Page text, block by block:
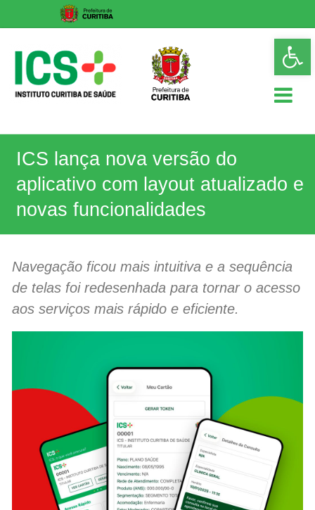
content
ICS
Instituto
de
ICS lança nova versão do
aplicativo com layout atualizado e
novas funcionalidades
Navegação ficou mais intuitiva e a sequência
de telas foi redesenhada para tornar o acesso
aos serviços mais rápido e eficiente.